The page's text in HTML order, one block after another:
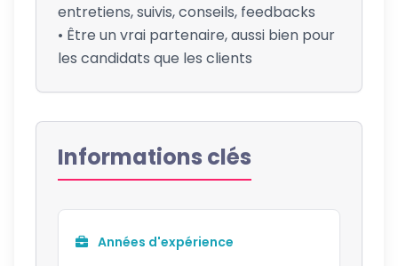
entretiens, suivis, conseils, feedbacks
• Être un vrai partenaire, aussi bien pour
les candidats que les clients
Informations clés
Années d'expérience